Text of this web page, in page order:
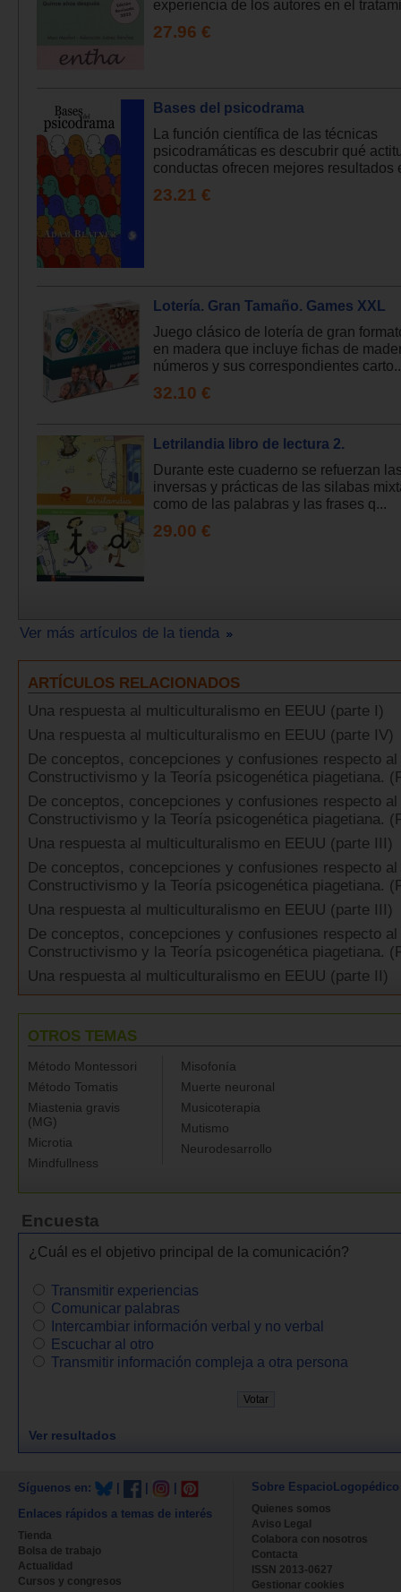
experiencia de los autores en el
27.96 €
Bases del psicodrama
La función científica de las técnicas
psicodramáticas es descubrir qué
conductas ofrecen mejores resultados
23.21 €
Lotería. Gran Tamaño. Games XXL
Juego clásico de lotería de gran
en madera que incluye fichas de
números y sus correspondientes
32.10 €
Letrilandia libro de lectura 2.
Durante este cuaderno se refuerzan
inversas y prácticas de las silabas
como de las palabras y las frases q...
29.00 €
Ver más artículos de la tienda
ARTÍCULOS RELACIONADOS
Una respuesta al multiculturalismo en EEUU (parte I)
Una respuesta al multiculturalismo en EEUU (parte IV)
De conceptos, concepciones y confusiones respecto al
Constructivismo y la Teoría psicogenética piagetiana.
De conceptos, concepciones y confusiones respecto al
Constructivismo y la Teoría psicogenética piagetiana.
Una respuesta al multiculturalismo en EEUU (parte III)
De conceptos, concepciones y confusiones respecto al
Constructivismo y la Teoría psicogenética piagetiana.
Una respuesta al multiculturalismo en EEUU (parte III)
De conceptos, concepciones y confusiones respecto al
Constructivismo y la Teoría psicogenética piagetiana.
Una respuesta al multiculturalismo en EEUU (parte II)
OTROS TEMAS
Método Montessori
Método Tomatis
Miastenia gravis
(MG)
Microtia
Mindfullness
Misofonía
Muerte neuronal
Musicoterapia
Mutismo
Neurodesarrollo
Encuesta
¿Cuál es el objetivo principal de la comunicación?
Transmitir experiencias
Comunicar palabras
Intercambiar información verbal y no verbal
Escuchar al otro
Transmitir información compleja a otra persona
Ver resultados
Síguenos en:
Enlaces rápidos a temas de interés
Tienda
Bolsa de trabajo
Actualidad
Cursos y congresos
Sobre EspacioLogopédico
Quienes somos
Aviso Legal
Colabora con nosotros
Contacta
ISSN 2013-0627
Gestionar cookies